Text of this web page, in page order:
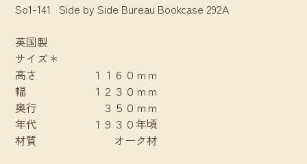
So1-141 Side by Side Bureau Bookcase 292A
英国製
サイズ＊
高さ １１６０ｍｍ
幅 １２３０ｍｍ
奥行 ３５０ｍｍ
年代 １９３０年頃
材質 オーク材